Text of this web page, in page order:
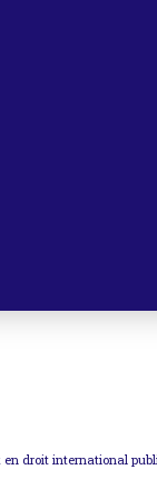
droit international